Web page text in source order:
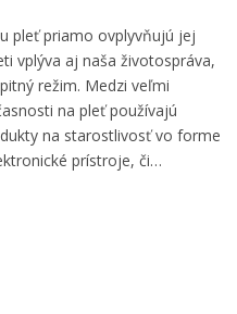
pleť priamo ovplyvňujú jej
vplýva aj naša životospráva,
režim. Medzi veľmi
na pleť používajú
na starostlivosť vo forme
prístroje, či…